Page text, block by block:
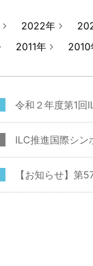
2022年
2011年 2010
令和２年度第1回
ILC推進国際シン
【お知らせ】第